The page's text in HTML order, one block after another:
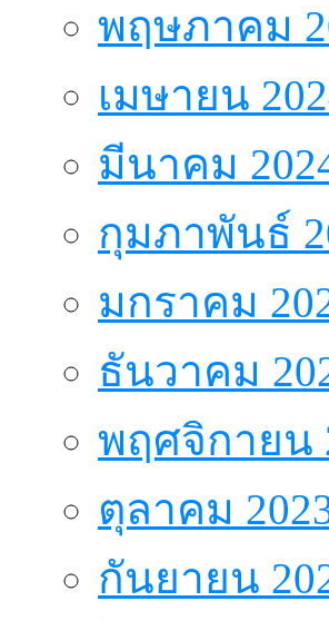
พฤษภาคม
เมษายน
มีนาคม
กุมภาพันธ์
มกราคม
ธันวาคม
พฤศจิกายน
ตุลาคม
กันยายน